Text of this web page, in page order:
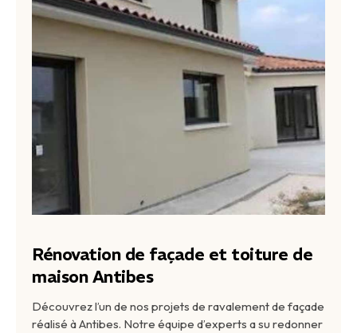
Rénovation de façade et toiture de
maison Antibes
Découvrez l’un de nos projets de ravalement de façade
réalisé à Antibes. Notre équipe d’experts a su redonner